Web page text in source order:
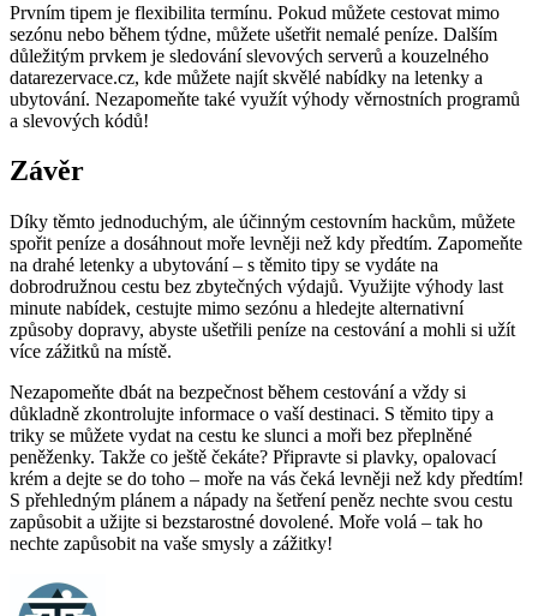
Prvním tipem je⁢ flexibilita termínu. Pokud‍ můžete cestovat⁤ mimo
sezónu nebo⁤ během týdne, můžete​ ušetřit​ nemalé peníze. Dalším
důležitým prvkem je sledování⁢ slevových serverů a kouzelného
⁤datarezervace.cz, kde můžete‌ najít skvělé⁣ nabídky na letenky a
ubytování. ⁤Nezapomeňte také ⁢využít výhody věrnostních⁢ programů
a slevových kódů!
Závěr
Díky těmto jednoduchým, ale ​účinným cestovním hackům, můžete
spořit peníze a dosáhnout ⁢moře levněji⁤ než kdy předtím. Zapomeňte
na drahé ​letenky a ⁣ubytování – s ⁢těmito tipy se vydáte ​na
dobrodružnou cestu bez zbytečných výdajů. Využijte výhody⁢ last
‍minute nabídek, cestujte mimo sezónu ​a hledejte alternativní
způsoby dopravy, ⁣abyste ušetřili peníze na cestování​ a mohli si užít
více zážitků na⁣ místě.
Nezapomeňte ‌dbát⁤ na bezpečnost během cestování⁤ a vždy si
důkladně zkontrolujte informace o vaší destinaci. S těmito ‌tipy a
triky se můžete vydat na cestu ke slunci a ​moři​ bez ‌přeplněné
peněženky. Takže co ještě čekáte? Připravte si ‌plavky, opalovací
krém a ​dejte‍ se do ⁢toho – ​moře na⁤ vás ⁣čeká levněji než kdy‍ předtím!
S ⁢přehledným plánem ⁢a nápady ⁣na šetření peněz nechte svou cestu
zapůsobit a užijte ⁣si ‌bezstarostné ‍dovolené. Moře volá – tak ho
nechte zapůsobit⁣ na vaše smysly⁢ a zážitky!